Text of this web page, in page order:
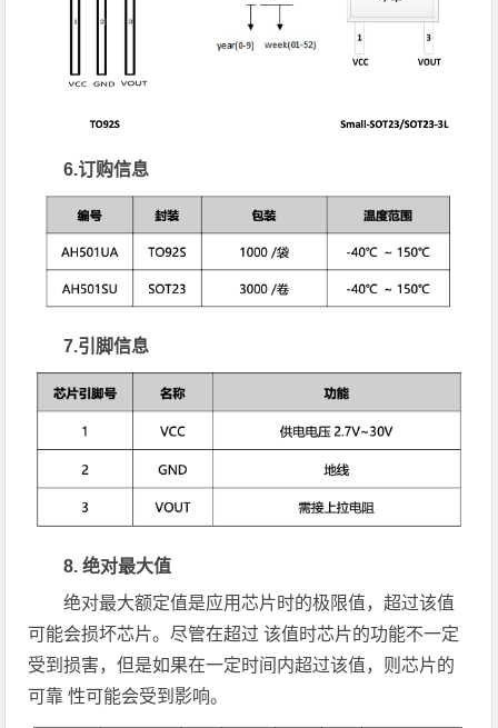
6.订购信息
7.引脚信息
8. 绝对最大值
绝对最大额定值是应用芯片时的极限值，超过该值
可能会损坏芯片。尽管在超过 该值时芯片的功能不一定
受到损害，但是如果在一定时间内超过该值，则芯片的
可靠 性可能会受到影响。